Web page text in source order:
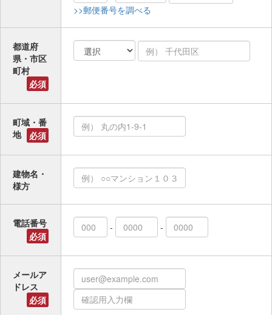
>>郵便番号を調べる
都道府
県・市区
町村
必須
町域・番
地
必須
建物名・
様方
電話番号
必須
- -
メールア
ドレス
必須